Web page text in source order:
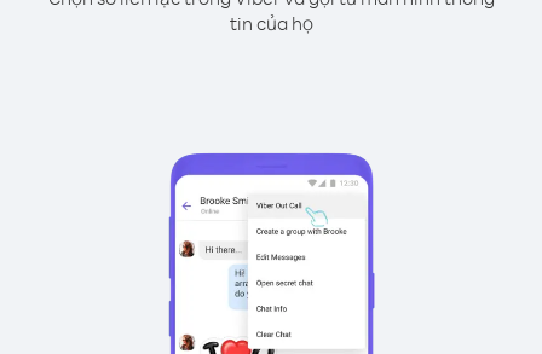
tin của họ